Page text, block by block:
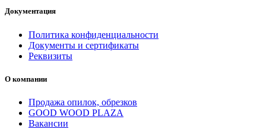
Документация
Политика конфиденциальности
Документы и сертификаты
Реквизиты
О компании
Продажа опилок, обрезков
GOOD WOOD PLAZA
Вакансии